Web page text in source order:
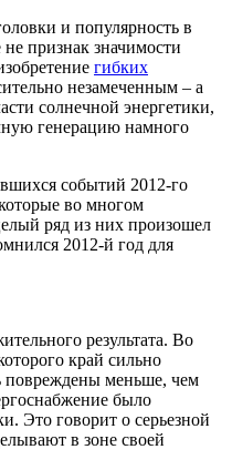
и популярность в
признак значимости
гибких
незамеченным – а
солнечной энергетики,
генерацию намного
событий 2012-го
во многом
ряд из них произошел
2012-й год для
результата. Во
край сильно
повреждены меньше, чем
было
Это говорит о серьезной
в зоне своей